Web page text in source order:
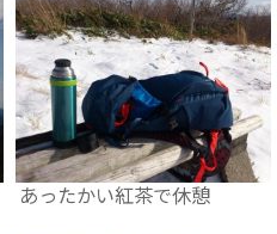
あったかい紅茶で休憩